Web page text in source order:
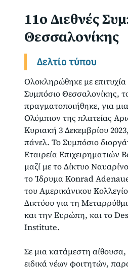
11ο Διεθνές
Θεσσαλονίκης
Δελτίο τύπου
Ολοκληρώθηκε με επιτυχία
Συμπόσιο Θεσσαλονίκης,
πραγματοποιήθηκε, για
Ολύμπιον της πλατείας
Κυριακή 3 Δεκεμβρίου
πάνελ. Το Συμπόσιο
Εταιρεία Επιχειρηματιών
μαζί με το Δίκτυο
το Ίδρυμα Konrad
του Αμερικάνικου
Δικτύου για τη
και την Ευρώπη, και το
Institute.
Σε μια κατάμεστη
ειδικά νέων φοιτητών,